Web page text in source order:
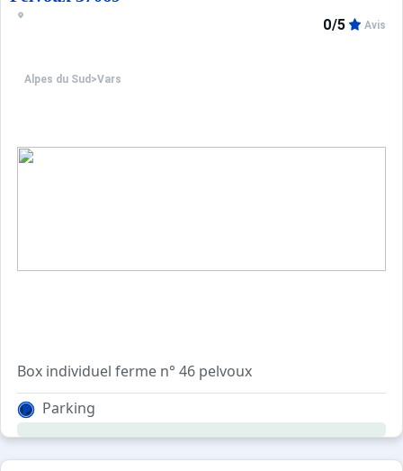
4ème étage sur 9 avec ascenseur
Alpes du Sud >Vars
0/5 Avis
Box individuel ferme n° 46 pelvoux
Parking